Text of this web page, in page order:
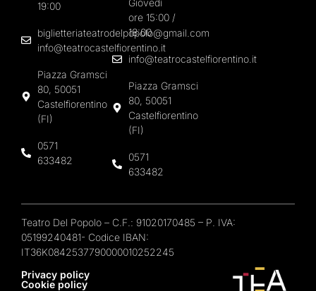
19:00
biglietteriateatrodelpopolo@gmail.com
info@teatrocastelfiorentino.it
Piazza Gramsci
80, 50051
Castelfiorentino
(FI)
0571
633482
Giovedì
ore 15:00 /
18:00
info@teatrocastelfiorentino.it
Piazza Gramsci
80, 50051
Castelfiorentino
(FI)
0571
633482
Teatro Del Popolo – C.F.: 91020170485 – P. IVA:
05199240481- Codice IBAN:
IT36K0842537790000010252245
Privacy policy
Cookie policy